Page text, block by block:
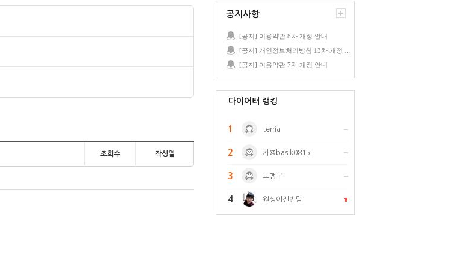
조회수 작성일
공지사항
[공지] 이용약관 8차 개정 안내
[공지] 이용약관 7차 개정 안내
다이어터 랭킹
1 terria
2 카@basik0815
3 노맹구
4 원싱이진빈맘